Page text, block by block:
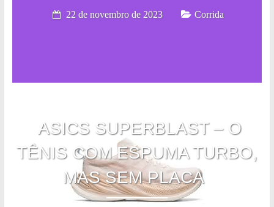
22 de novembro de 2023 Corrida
ASICS SUPERBLAST – O
TÊNIS COM ESPUMA TURBO,
MAS SEM PLACA